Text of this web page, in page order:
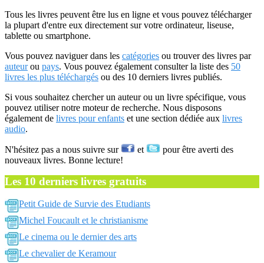
Tous les livres peuvent être lus en ligne et vous pouvez télécharger
la plupart d'entre eux directement sur votre ordinateur, liseuse,
tablette ou smartphone.
Vous pouvez naviguer dans les catégories ou trouver des livres par
auteurou pays. Vous pouvez également consulter la liste des 50
livres les plus téléchargés ou des 10 derniers livres publiés.
Si vous souhaitez chercher un auteur ou un livre spécifique, vous
pouvez utiliser notre moteur de recherche. Nous disposons
également de livres pour enfants et une section dédiée aux livres
audio.
N'hésitez pas a nous suivre sur et
pour être averti des
nouveaux livres. Bonne lecture!
Les 10 derniers livres gratuits
Petit Guide de Survie des Etudiants
Michel Foucault et le christianisme
Le cinema ou le dernier des arts
Le chevalier de Keramour